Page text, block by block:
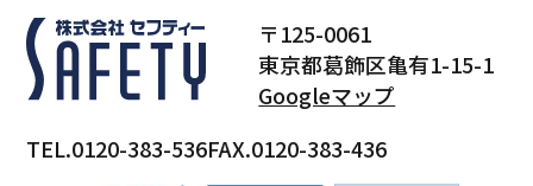
〒125-0061
東京都葛飾区亀有1-15-1
Googleマップ
TEL.0120-383-536FAX.0120-383-436